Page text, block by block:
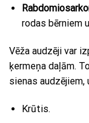
rodas bērniem
Vēža audzēji var
ķermeņa daļām.
sienas
Krūtis.